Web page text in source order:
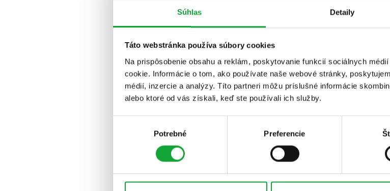
Súhlas Detaily
Táto webstránka používa súbory cookies
Na prispôsobenie obsahu a reklám, poskytovanie funkcií sociálnych
cookie. Informácie o tom, ako používate naše webové stránky,
médií, inzercie a analýzy. Títo partneri môžu príslušné informácie
alebo ktoré od vás získali, keď ste používali ich služby.
Potrebné Preferencie